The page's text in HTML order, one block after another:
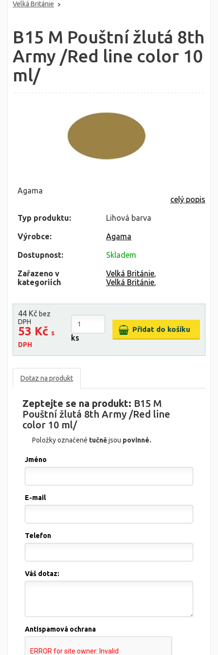
Velká Británie
B15 M Pouštní žlutá 8th
Army /Red line color 10
ml/
Agama
celý popis
Typ produktu: Lihová barva
Výrobce: Agama
Dostupnost: Skladem
Zařazeno v
kategoriích
Velká Británie,
Velká Británie,
44 Kč bez
DPH
53 Kč s
DPH
ks
Dotaz na produkt
Zeptejte se na produkt: B15 M
Pouštní žlutá 8th Army /Red line
color 10 ml/
Položky označené tučnějsou povinné.
Jméno
E-mail
Telefon
Váš dotaz:
Antispamová ochrana